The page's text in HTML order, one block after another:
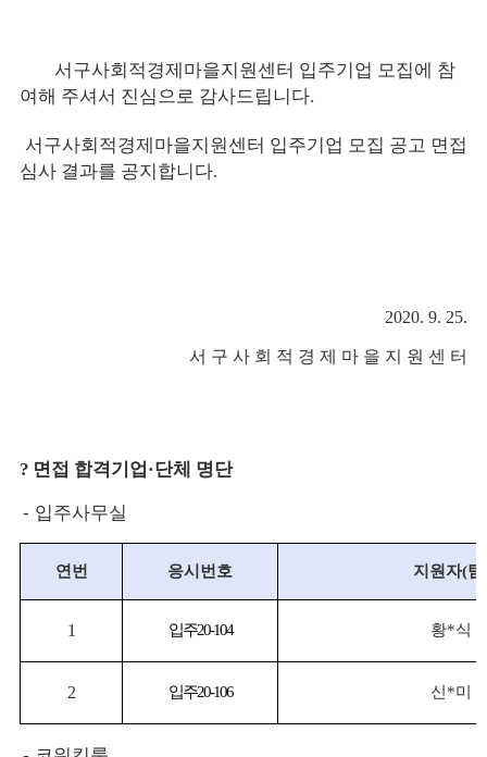
서구사회적경제마을지원센터 입주기업 모집에 참
여해 주셔서 진심으로 감사드립니다.
서구사회적경제마을지원센터 입주기업 모집 공고 면접
심사 결과를 공지합니다.
2020. 9. 25.
서 구 사 회 적 경 제 마 을 지 원 센 터
? 면접 합격기업·단체 명단
- 입주사무실
연번 응시번호 지원자(팀
1 입주20-104 황*식
2 입주20-106 신 *미